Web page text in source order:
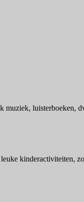
luisterboeken,
kinderactiviteiten,